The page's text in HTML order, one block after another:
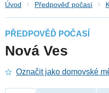
Úvod Předpověď počasí
PŘEDPOVĚĎ POČASÍ
Nová Ves
Označit jako domovské